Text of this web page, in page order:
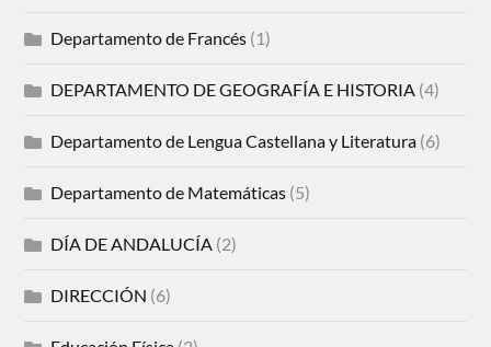
Departamento de Francés (1)
DEPARTAMENTO DE GEOGRAFÍA E HISTORIA (4)
Departamento de Lengua Castellana y Literatura (6)
Departamento de Matemáticas (5)
DÍA DE ANDALUCÍA (2)
DIRECCIÓN (6)